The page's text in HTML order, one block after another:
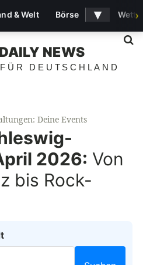
NEWS
DEUTSCHLAND
Deine Events
2026: Von
bis Rock-
& Welt Börse ▾ ›